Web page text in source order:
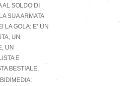
AL SOLDO DI
SUA ARMATA
LA GOLA: E’ UN
UN
UN
E
BESTIALE.